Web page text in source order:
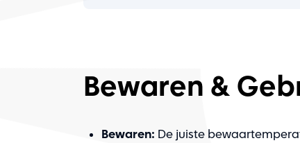
Bewaren &
Bewaren: De juiste